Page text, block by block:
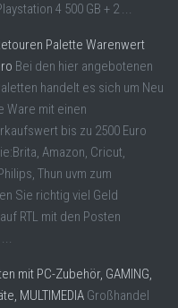
4 500 GB + 2 ...
Palette Warenwert
Bei den hier angebotenen
handelt es sich um Neu
Ware mit einen
bis zu 2500 Euro
Amazon, Cricut,
Thun uvm zum
Sie richtig viel Geld
RTL mit den Posten
mit PC-Zubehör, GAMING,
MULTIMEDIA Großhandel